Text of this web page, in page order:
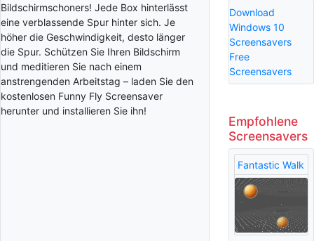
Bildschirmschoners! Jede Box hinterlässt
eine verblassende Spur hinter sich. Je
höher die Geschwindigkeit, desto länger
die Spur. Schützen Sie Ihren Bildschirm
und meditieren Sie nach einem
anstrengenden Arbeitstag – laden Sie den
kostenlosen Funny Fly Screensaver
herunter und installieren Sie ihn!
Download
Windows 10
Screensavers
Free
Screensavers
Empfohlene
Screensavers
Fantastic Walk